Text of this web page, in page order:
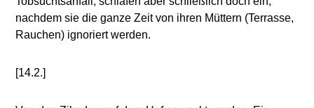
nachdem sie die ganze Zeit von ihren Müttern (Terrasse,
Rauchen) ignoriert werden.
[14.2.]